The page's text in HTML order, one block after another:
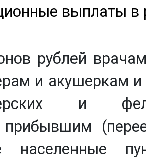
выплаты в
рублей
и акушеркам
и
прибывшим
населенные